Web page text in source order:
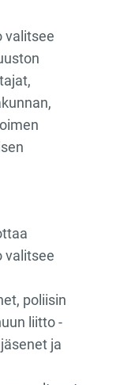
valitsee
valitsee
poliisin
liitto -
ja